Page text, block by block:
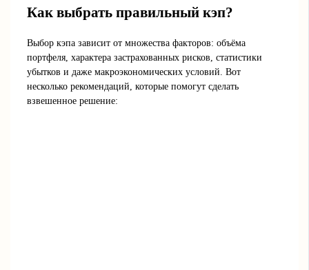
Как выбрать правильный кэп?
Выбор кэпа зависит от множества факторов: объёма
портфеля, характера застрахованных рисков, статистики
убытков и даже макроэкономических условий. Вот
несколько рекомендаций, которые помогут сделать
взвешенное решение: